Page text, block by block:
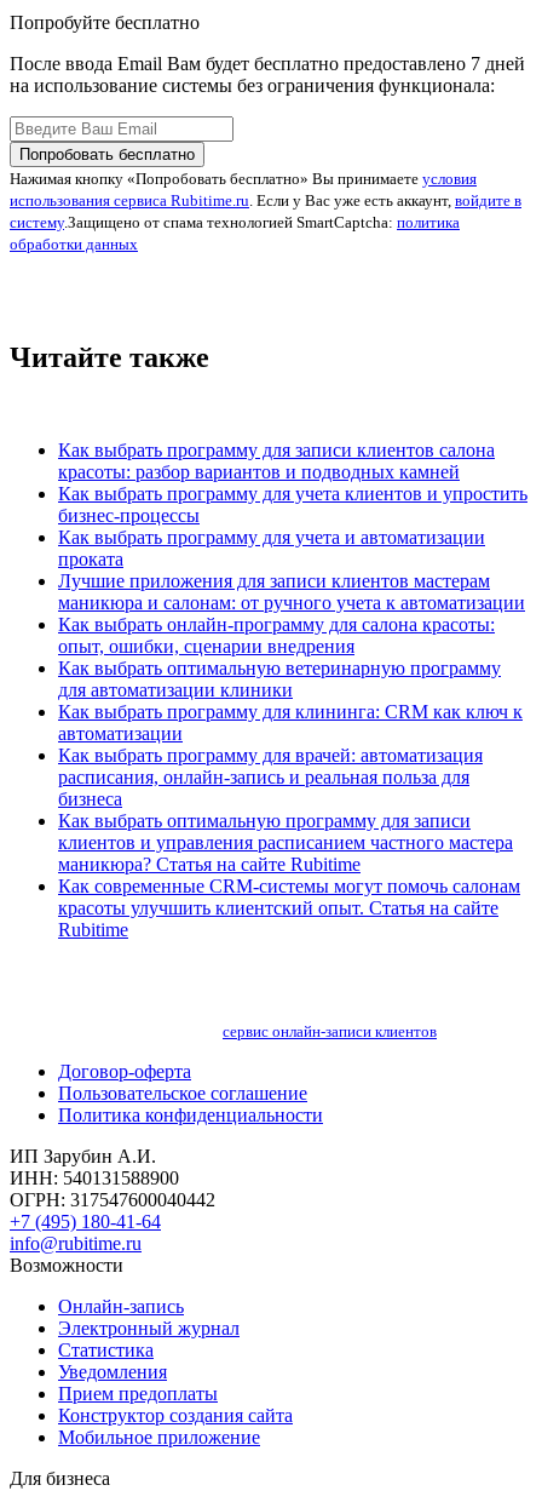
Попробуйте бесплатно
После ввода Email Вам будет бесплатно предоставлено 7 дней
на использование системы без ограничения функционала:
Попробовать бесплатно
Нажимая кнопку «Попробовать бесплатно» Вы принимаете условия
использования сервиса Rubitime.ru. Если у Вас уже есть аккаунт, войдите в
систему.Защищено от спама технологией SmartCaptcha: политика
обработки данных
Читайте также
Как выбрать программу для записи клиентов салона
красоты: разбор вариантов и подводных камней
Как выбрать программу для учета клиентов и упростить
бизнес-процессы
Как выбрать программу для учета и автоматизации
проката
Лучшие приложения для записи клиентов мастерам
маникюра и салонам: от ручного учета к автоматизации
Как выбрать онлайн-программу для салона красоты:
опыт, ошибки, сценарии внедрения
Как выбрать оптимальную ветеринарную программу
для автоматизации клиники
Как выбрать программу для клининга: CRM как ключ к
автоматизации
Как выбрать программу для врачей: автоматизация
расписания, онлайн-запись и реальная польза для
бизнеса
Как выбрать оптимальную программу для записи
клиентов и управления расписанием частного мастера
маникюра? Статья на сайте Rubitime
Как современные CRM-системы могут помочь салонам
красоты улучшить клиентский опыт. Статья на сайте
Rubitime
сервис онлайн-записи клиентов
Договор-оферта
Пользовательское соглашение
Политика конфиденциальности
ИП Зарубин А.И.
ИНН: 540131588900
ОГРН: 317547600040442
+7 (495) 180-41-64
info@rubitime.ru
Возможности
Онлайн-запись
Электронный журнал
Статистика
Уведомления
Прием предоплаты
Конструктор создания сайта
Мобильное приложение
Для бизнеса